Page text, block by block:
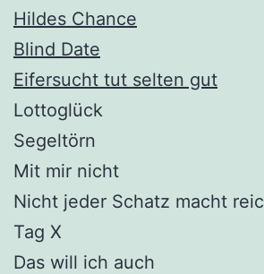
Hildes Chance
Blind Date
Eifersucht tut selten gut
Lottoglück
Segeltörn
Mit mir nicht
Nicht jeder Schatz macht
Tag X
Das will ich auch